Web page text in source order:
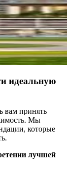
идеальную
вам принять
Мы
которые
лучшей